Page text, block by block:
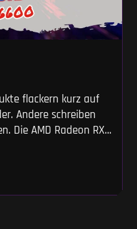
flackern kurz auf
Andere schreiben
Die AMD Radeon RX
2021 hat sie sich
entwickelt, die in
das Budget zu